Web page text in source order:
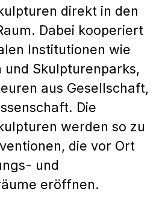
direkt in den
Dabei kooperiert
Institutionen wie
und Skulpturenparks,
aus Gesellschaft,
Die
werden so zu
die vor Ort
und
eröffnen.